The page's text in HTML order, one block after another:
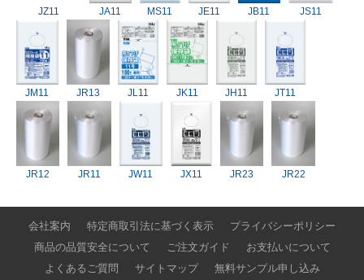
JZ11 JA11 MS11 JE11 JB11 JS11
JM11 JR13 JL11 JK11 JH11 JT11
JR12 JR11 JW11 JX11 JR23 JR22
会社案内 特定商取引法に基づく表示
プライバシーポリシー
商品の品質安全について
ご注文ガイド
お支払いについて
よくあるご質問
サイトマップ 無料サンプル申し込み